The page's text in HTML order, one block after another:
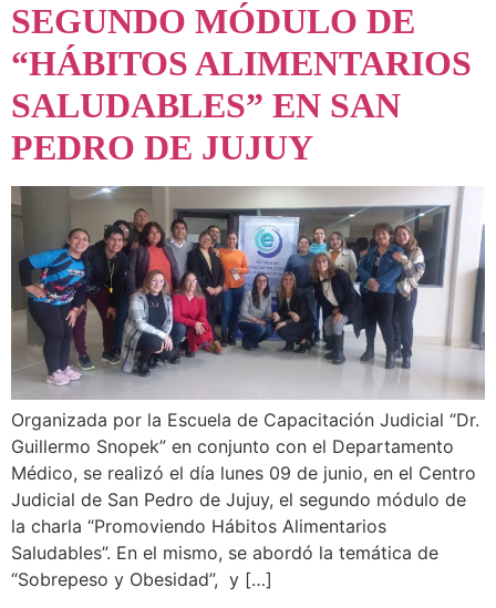
SEGUNDO MÓDULO DE
“HÁBITOS ALIMENTARIOS
SALUDABLES” EN SAN
PEDRO DE JUJUY
Organizada por la Escuela de Capacitación Judicial “Dr.
Guillermo Snopek” en conjunto con el Departamento
Médico, se realizó el día lunes 09 de junio, en el Centro
Judicial de San Pedro de Jujuy, el segundo módulo de
la charla “Promoviendo Hábitos Alimentarios
Saludables”. En el mismo, se abordó la temática de
“Sobrepeso y Obesidad”, y […]